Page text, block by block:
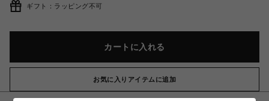
ギフト：ラッピング不可
カートに入れる
お気に入りアイテムに追加